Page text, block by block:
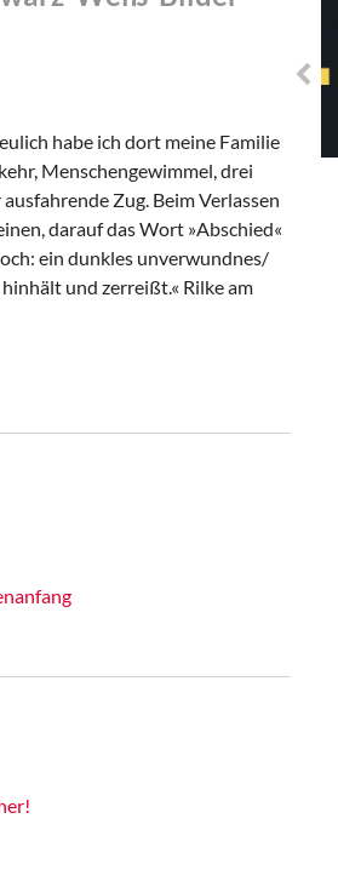
habe ich dort meine Familie
Menschengewimmel, drei
Zug. Beim Verlassen
darauf das Wort »Abschied«
ein dunkles unverwundnes/
und zerreißt.« Rilke am
Solidarisches EUropa -